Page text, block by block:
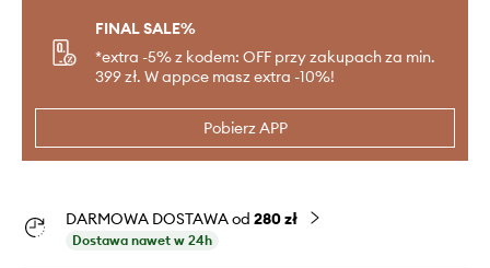
FINAL SALE%
*extra -5% z kodem: OFF przy zakupach za min.
399 zł. W appce masz extra -10%!
Pobierz APP
DARMOWA DOSTAWA od 280 zł
Dostawa nawet w 24h